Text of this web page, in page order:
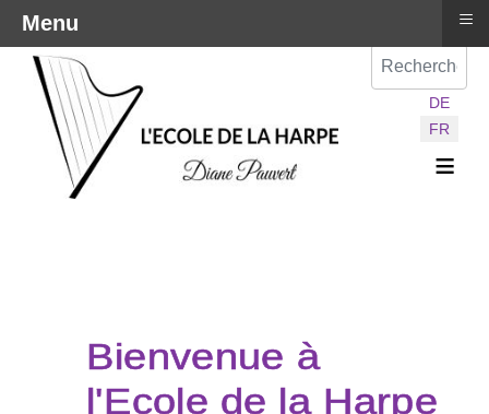
Sélectionnez
DE
FR
≡
Menu ≡